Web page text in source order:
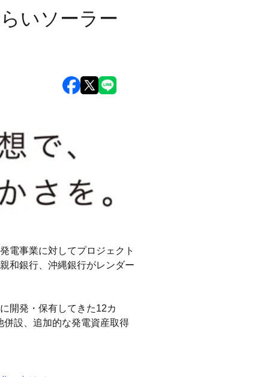
いソーラー
電事業に対してプロジェクト
和銀行、沖縄銀行がレンダー
開発・保有してきた12カ
設、追加的な発電資産取得